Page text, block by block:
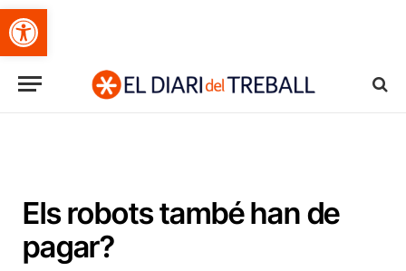
Obre la barra d'eines
Els robots també han de
pagar?